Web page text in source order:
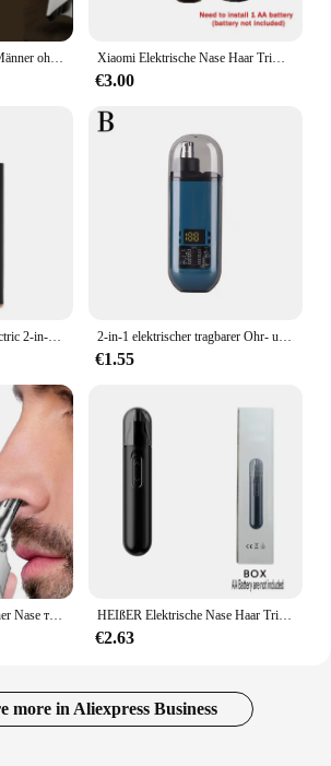
Nasenhaarschneider für Männer ohne Lärm, waschbarer manueller Nasenhaarschneider, Haarschneider Mm Diegoм Then,са, One Blade Safety Razor Afrikaans Xiaomi Elektrische Nase Haar Trimmer Ohr Gesicht Augenbraue Haar Sauber Trimmer Hause Männer Frauen Nase Haar Nase Entferner Gesicht Pflege Kit
€3.00
Xiaomi MIJIA Smart Electric 2-in-1-Nasen-Ohr-Haarschneider, Augenbrauen-Trimmen, schmerzlos, tragbarer Haarschneider, Trimmer für Männer und Frauen 2-in-1 elektrischer tragbarer Ohr- und Nasenhaarschneider 2024, professionelle schmerzlose tragbare Augenbrauen für Männer
€1.55
Haars ch neider für Männer Nase триммер для носа Tondeuse Edelstahl Handbuch geeignet für Nasen haars ch neider wasch bar tragbar plian HEIßER Elektrische Nase Haar Trimmer Ohr Haar Trimmer Augenbraue Gestaltung Professionelle Sicher Schmerzlos Tragbare Für Geschäftsreise Und Hause
€2.63
more in Aliexpress Business